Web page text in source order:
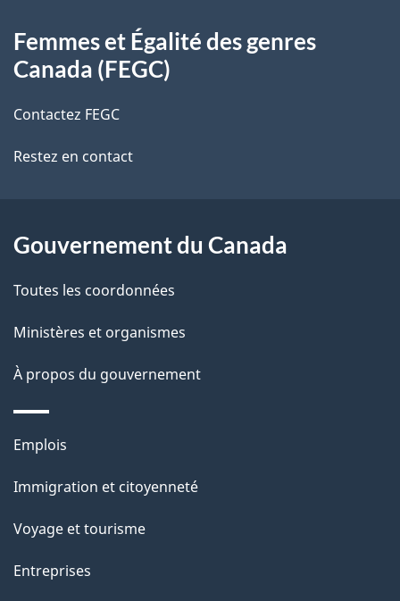
i
s
d
l
a
p
a
e
propos
ce
site
Femmes et Égalité des genres
Canada (FEGC)
Contactez FEGC
Restez en contact
Gouvernement du Canada
Toutes les coordonnées
Ministères et organismes
À propos du gouvernement
Thèmes
sujets
Emplois
Immigration et citoyenneté
Voyage et tourisme
Entreprises